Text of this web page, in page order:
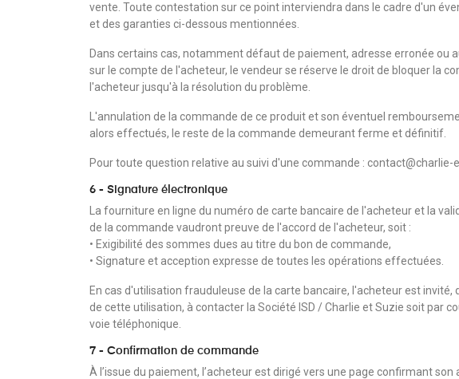
vente. Toute contestation sur ce point interviendra dans le cadre d'un
et des garanties ci-dessous mentionnées.
Dans certains cas, notamment défaut de paiement, adresse erronée ou
sur le compte de l'acheteur, le vendeur se réserve le droit de bloquer la
l'acheteur jusqu'à la résolution du problème.
L'annulation de la commande de ce produit et son éventuel
alors effectués, le reste de la commande demeurant ferme et définitif.
Pour toute question relative au suivi d'une commande :
6 - Signature électronique
La fourniture en ligne du numéro de carte bancaire de l'acheteur et la
de la commande vaudront preuve de l'accord de l'acheteur, soit :
• Exigibilité des sommes dues au titre du bon de commande,
• Signature et acception expresse de toutes les opérations effectuées.
En cas d'utilisation frauduleuse de la carte bancaire, l'acheteur est invité,
de cette utilisation, à contacter la Société ISD / Charlie et Suzie soit par
voie téléphonique.
7 - Confirmation de commande
À l’issue du paiement, l’acheteur est dirigé vers une page confirmant son